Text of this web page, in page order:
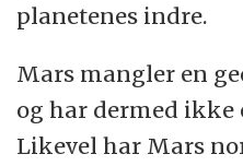
planetenes indre.
Mars mangler en
og har dermed
Likevel har Mars